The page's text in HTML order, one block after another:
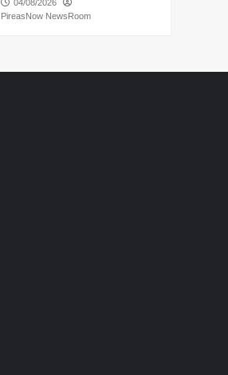
04/08/2026
PireasNow NewsRoom